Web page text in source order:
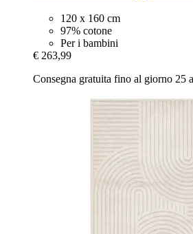
120 x 160 cm
97% cotone
Per i bambini
€ 263,99
Consegna gratuita fino al giorno 25